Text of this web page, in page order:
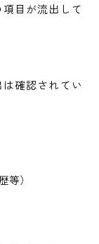
目が流出して
確認されてい
等）